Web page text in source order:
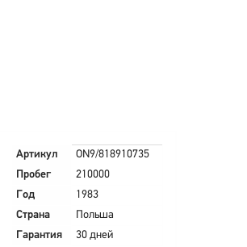
Артикул
ON9/818910735
Пробег
210000
Год
1983
Страна
Польша
Гарантия
30 дней